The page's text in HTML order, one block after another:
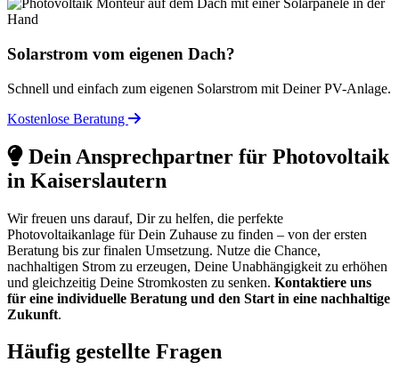
Solarstrom vom eigenen Dach?
Schnell und einfach zum eigenen Solarstrom mit Deiner PV-Anlage.
Kostenlose Beratung
Dein Ansprechpartner für Photovoltaik
in Kaiserslautern
Wir freuen uns darauf, Dir zu helfen, die perfekte
Photovoltaikanlage für Dein Zuhause zu finden – von der ersten
Beratung bis zur finalen Umsetzung. Nutze die Chance,
nachhaltigen Strom zu erzeugen, Deine Unabhängigkeit zu erhöhen
und gleichzeitig Deine Stromkosten zu senken. Kontaktiere uns
für eine individuelle Beratung und den Start in eine nachhaltige
Zukunft.
Häufig gestellte Fragen